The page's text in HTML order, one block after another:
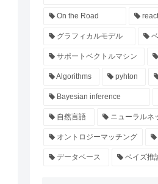
On the Road react
グラフィカルモデル
サポートベクトルマシン
Algorithms pyhton
Bayesian inference
自然言語 ニューラルネ
オントロジーマッチング
データベース ベイズ推